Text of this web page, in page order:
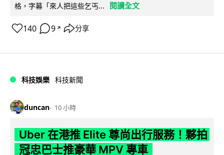
格，字幕「來人把這些乞丐...
閱讀全文
140 9 ↗ 分享
科技娛樂 科技新聞
duncan 10 小時
Uber 在港推 Elite 尊尚出行服務！夥拍
冠忠巴士推豪華 MPV 專車